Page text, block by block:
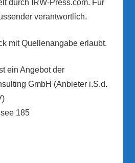
durch IRW-Press.com. Für
verantwortlich.
mit Quellenangabe erlaubt.
ein Angebot der
GmbH (Anbieter i.S.d.
185